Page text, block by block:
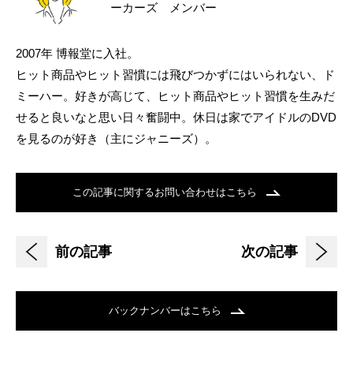
ーカーズ メンバー
2007年 博報堂に入社。
ヒット商品やヒット習慣には飛びつかずにはいられない、ド
ミーハー。好きが高じて、ヒット商品やヒット習慣を生みだ
せると良いなと思い日々奮闘中。休日は家でアイドルのDVD
を見るのが好き（主にジャニーズ）。
この記事に関するお問い合わせはこちら
前の記事 次の記事
バックナンバーはこちら